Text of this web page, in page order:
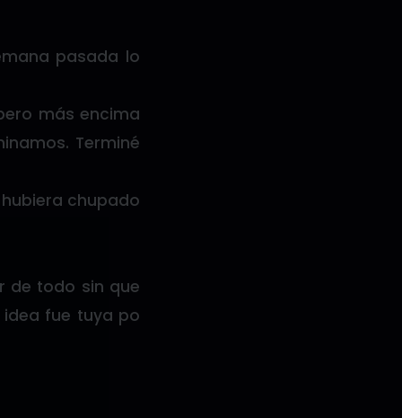
pasada lo
más encima
Terminé
chupado
de todo sin que
fue tuya po